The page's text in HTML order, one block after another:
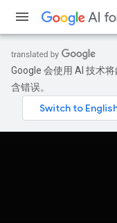
Google 会使用 AI 技术
含错误。